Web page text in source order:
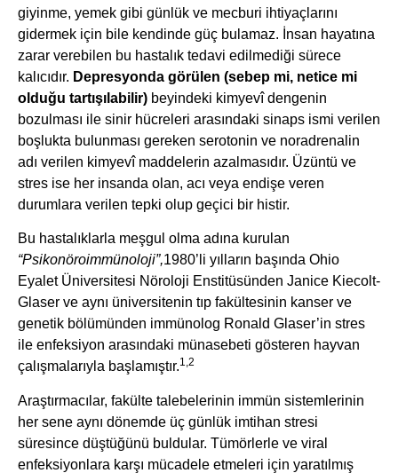
giyinme, yemek gibi günlük ve mecburi ihtiyaçlarını
gidermek için bile kendinde güç bulamaz. İnsan hayatına
zarar verebilen bu hastalık tedavi edilmediği sürece
kalıcıdır. Depresyonda görülen (sebep mi, netice mi
olduğu tartışılabilir) beyindeki kimyevî dengenin
bozulması ile sinir hücreleri arasındaki sinaps ismi verilen
boşlukta bulunması gereken serotonin ve noradrenalin
adı verilen kimyevî maddelerin azalmasıdır. Üzüntü ve
stres ise her insanda olan, acı veya endişe veren
durumlara verilen tepki olup geçici bir histir.
Bu hastalıklarla meşgul olma adına kurulan
“Psikonöroimmünoloji”,1980’li yılların başında Ohio
Eyalet Üniversitesi Nöroloji Enstitüsünden Janice Kiecolt-
Glaser ve aynı üniversitenin tıp fakültesinin kanser ve
genetik bölümünden immünolog Ronald Glaser’in stres
ile enfeksiyon arasındaki münasebeti gösteren hayvan
çalışmalarıyla başlamıştır.1,2
Araştırmacılar, fakülte talebelerinin immün sistemlerinin
her sene aynı dönemde üç günlük imtihan stresi
süresince düştüğünü buldular. Tümörlerle ve viral
enfeksiyonlara karşı mücadele etmeleri için yaratılmış